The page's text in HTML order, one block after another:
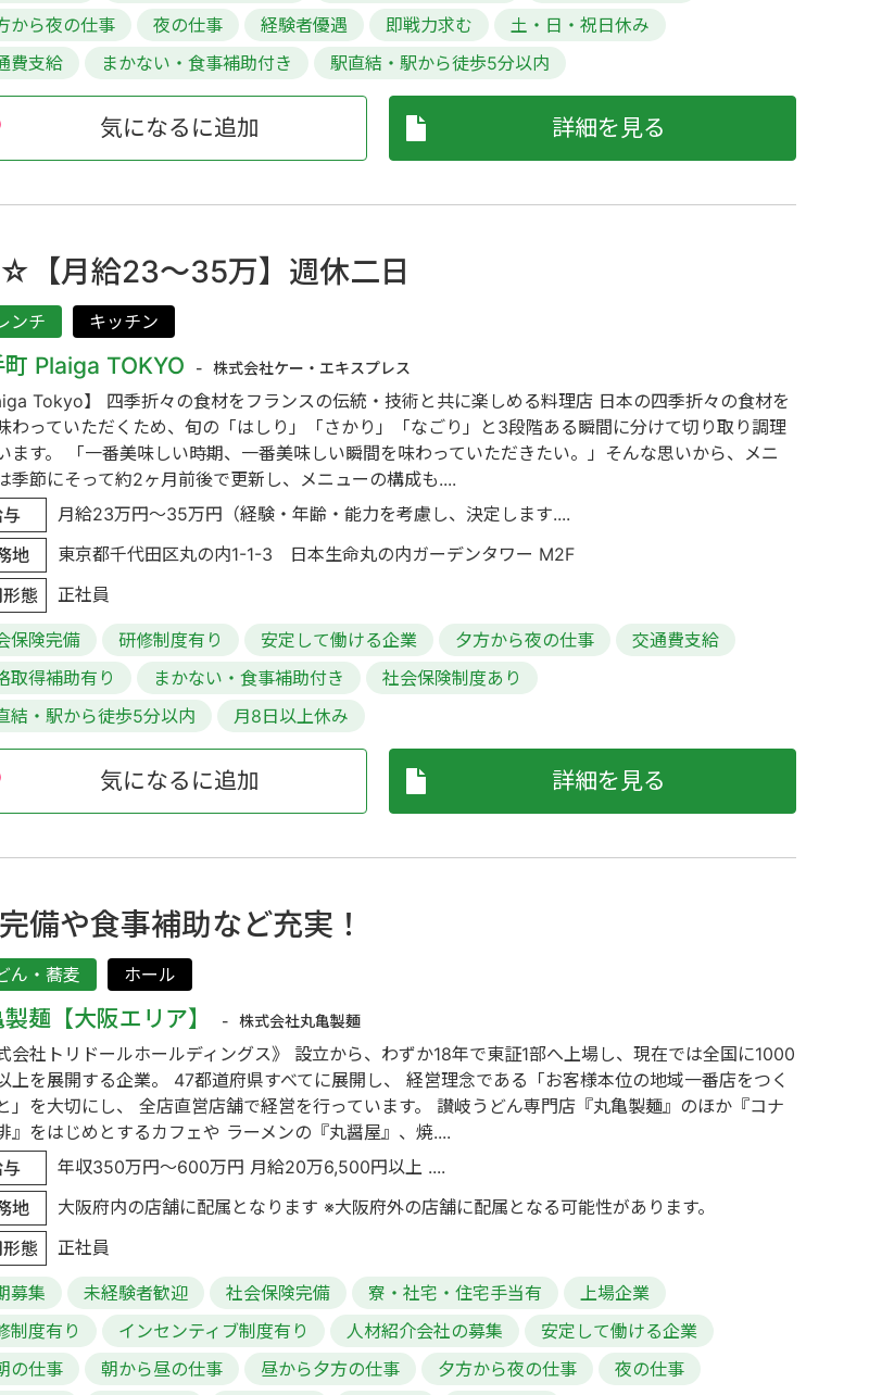
から夜の仕事
夜の仕事 経験者優遇 即戦力求む
土・日・祝日休み
費支給
まかない・食事補助付き 駅直結・駅から徒歩5分以内
気になるに追加 詳細を見る
【月給23～35万】週休二日
ンチ キッチン
町 Plaiga TOKYO 株式会社ケー・エキスプレス
Tokyo】 四季折々の食材をフランスの伝統・技術と共に楽しめる料理店 日本の四季折々の食材を
わっていただくため、旬の「はしり」「さかり」「なごり」と3段階ある瞬間に分けて切り取り調理
ます。 「一番美味しい時期、一番美味しい瞬間を味わっていただきたい。」そんな思いから、メニ
季節にそって約2ヶ月前後で更新し、メニューの構成も....
月給23万円～35万円（経験・年齢・能力を考慮し、決定します....
地
東京都千代田区丸の内1-1-3 日本生命丸の内ガーデンタワー M2F
態
正社員
保険完備 研修制度有り 安定して働ける企業 夕方から夜の仕事
交通費支給
取得補助有り
まかない・食事補助付き
社会保険制度あり
結・駅から徒歩5分以内
月8日以上休み
気になるに追加 詳細を見る
備や食事補助など充実！
ん・蕎麦 ホール
麺【大阪エリア】 株式会社丸亀製麺
会社トリドールホールディングス》 設立から、わずか18年で東証1部へ上場し、現在では全国に1000
上を展開する企業。 47都道府県すべてに展開し、 経営理念である「お客様本位の地域一番店をつく
」を大切にし、 全店直営店舗で経営を行っています。 讃岐うどん専門店『丸亀製麺』のほか『コナ
』をはじめとするカフェや ラーメンの『丸醤屋』、焼....
年収350万円～600万円 月給20万6,500円以上 ....
地
大阪府内の店舗に配属となります ※大阪府外の店舗に配属となる可能性があります。
態
正社員
募集 未経験者歓迎 社会保険完備 寮・社宅・住宅手当有
上場企業
制度有り
インセンティブ制度有り 人材紹介会社の募集
安定して働ける企業
の仕事
朝から昼の仕事 昼から夕方の仕事 夕方から夜の仕事
夜の仕事